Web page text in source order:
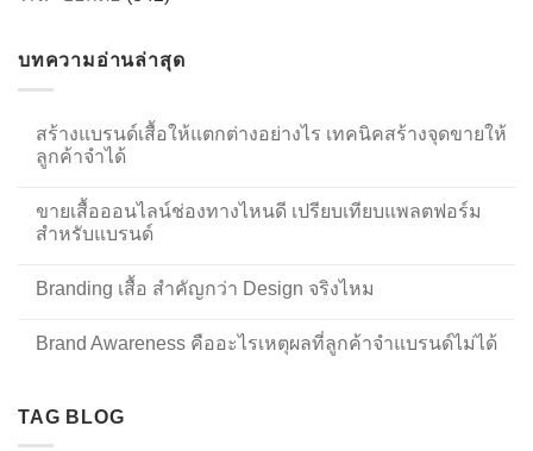
บทความอ่านล่าสุด
สร้างแบรนด์เสื้อให้แตกต่างอย่างไร เทคนิคสร้างจุดขายให้
ลูกค้าจำได้
ขายเสื้อออนไลน์ช่องทางไหนดี เปรียบเทียบแพลตฟอร์ม
สำหรับแบรนด์
Branding เสื้อ สำคัญกว่า Design จริงไหม
Brand Awareness คืออะไรเหตุผลที่ลูกค้าจำแบรนด์ไม่ได้
TAG BLOG